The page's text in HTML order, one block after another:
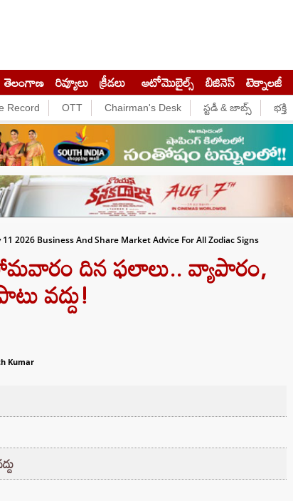
తెలంగాణ రివ్యూలు క్రీడలు ఆటోమొబైల్స్ బిజినెస్‌ టెక్నాలజీ
Record OTT Chairman's Desk స్టడీ & జాబ్స్ భక్తి
2026 Business And Share Market Advice For All Zodiac Signs
దిన ఫలాలు.. వ్యాపారం,
వద్దు!
Kumar